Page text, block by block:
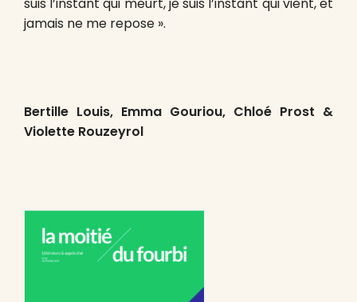
suis l’instant qui meurt, je suis l’instant qui vient, et
jamais ne me repose ».
Bertille Louis, Emma Gouriou, Chloé Prost &
Violette Rouzeyrol